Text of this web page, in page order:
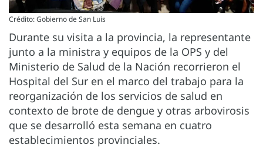
Crédito: Gobierno de San Luis
Durante su visita a la provincia, la representante
junto a la ministra y equipos de la OPS y del
Ministerio de Salud de la Nación recorrieron el
Hospital del Sur en el marco del trabajo para la
reorganización de los servicios de salud en
contexto de brote de dengue y otras arbovirosis
que se desarrolló esta semana en cuatro
establecimientos provinciales.